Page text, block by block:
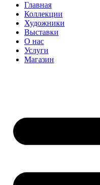
Главная
Коллекции
Художники
Выставки
О нас
Услуги
Магазин